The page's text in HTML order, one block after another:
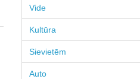
Vide
Kultūra
Sievietēm
Auto